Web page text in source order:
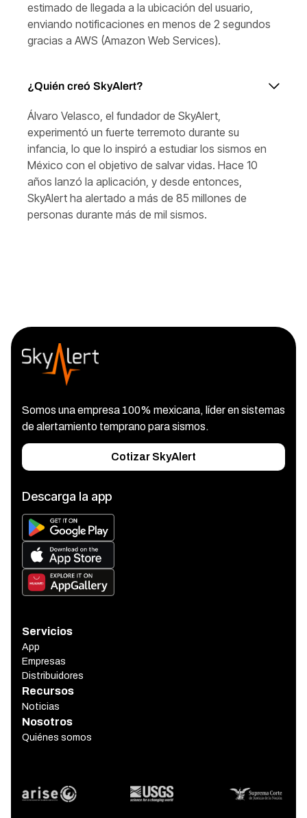
estimado de llegada a la ubicación del usuario,
enviando notificaciones en menos de 2 segundos
gracias a AWS (Amazon Web Services).
¿Quién creó SkyAlert?
Álvaro Velasco, el fundador de SkyAlert,
experimentó un fuerte terremoto durante su
infancia, lo que lo inspiró a estudiar los sismos en
México con el objetivo de salvar vidas. Hace 10
años lanzó la aplicación, y desde entonces,
SkyAlert ha alertado a más de 85 millones de
personas durante más de mil sismos.
Somos una empresa 100% mexicana, líder en sistemas
de alertamiento temprano para sismos.
Cotizar SkyAlert
Descarga la app
Servicios
App
Empresas
Distribuidores
Recursos
Noticias
Nosotros
Quiénes somos